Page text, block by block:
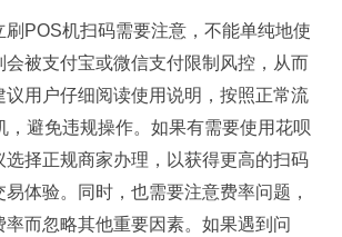
刷POS机扫码需要注意，不能单纯地使
会被支付宝或微信支付限制风控，从而
议用户仔细阅读使用说明，按照正常流
，避免违规操作。如果有需要使用花呗
选择正规商家办理，以获得更高的扫码
体验。同时，也需要注意费率问题，
而忽略其他重要因素。如果遇到问